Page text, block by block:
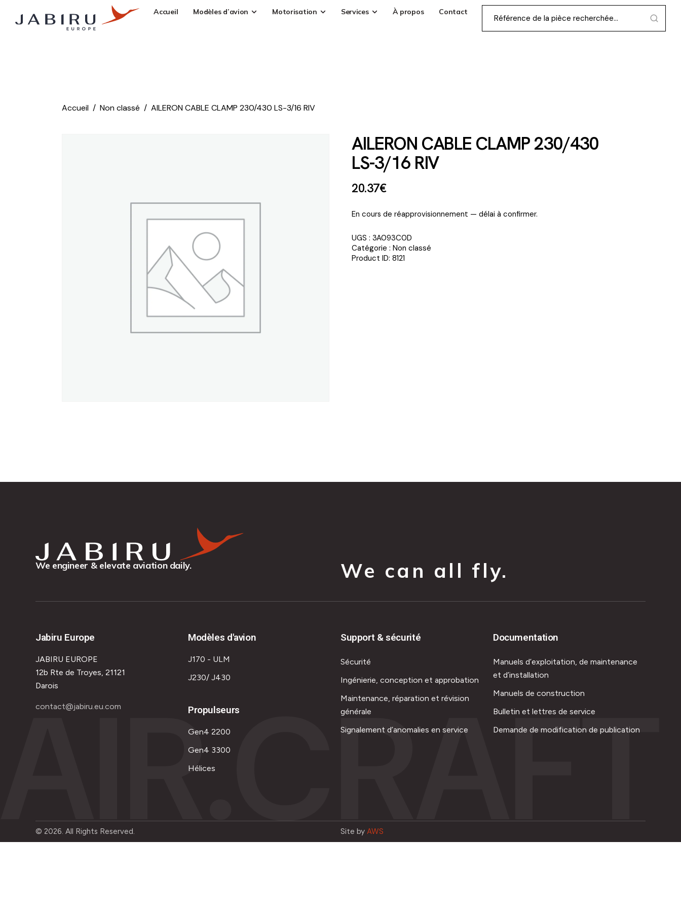
Accueil Modèles d’avion Motorisation Services À propos Contact
Accueil Non classé AILERON CABLE CLAMP 230/430 LS-3/16 RIV
AILERON CABLE CLAMP 230/430
LS-3/16 RIV
20.37€
En cours de réapprovisionnement — délai à confirmer.
UGS : 3A093C0D
Catégorie : Non classé
Product ID: 8121
We engineer & elevate aviation daily. We can all fly.
Jabiru Europe
JABIRU EUROPE
12b Rte de Troyes, 21121
Darois
contact@jabiru.eu.com
Modèles d'avion
J170 - ULM
J230/ J430
Propulseurs
Gen4 2200
Gen4 3300
Hélices
Support & sécurité
Sécurité
Ingénierie, conception et approbation
Maintenance, réparation et révision
générale
Signalement d’anomalies en service
Documentation
Manuels d’exploitation, de maintenance
et d’installation
Manuels de construction
Bulletin et lettres de service
Demande de modification de publication
AIR.CRAFT
© 2026. All Rights Reserved. Site by AWS